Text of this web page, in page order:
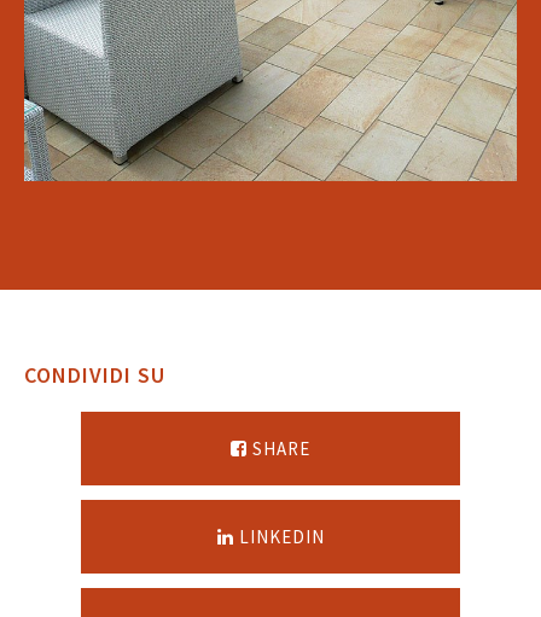
CONDIVIDI SU
SHARE
LINKEDIN